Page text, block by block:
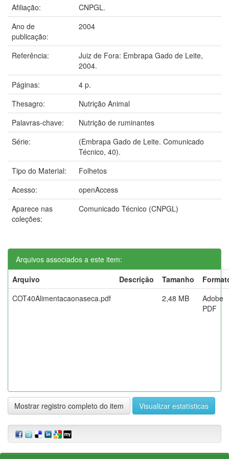
Afiliação:
CNPGL.
Ano de
publicação:
2004
Referência:
Juiz de Fora: Embrapa Gado de Leite,
2004.
Páginas:
4 p.
Thesagro:
Nutrição Animal
Palavras-chave:
Nutrição de ruminantes
Série:
(Embrapa Gado de Leite. Comunicado
Técnico, 40).
Tipo do Material:
Folhetos
Acesso:
openAccess
Aparece nas
coleções:
Comunicado Técnico (CNPGL)
Arquivos associados a este item:
Arquivo
Descrição Tamanho
COT40Alimentacaonaseca.pdf
2,48 MB
Adobe
PDF
Mostrar registro completo do item Visualizar estatísticas